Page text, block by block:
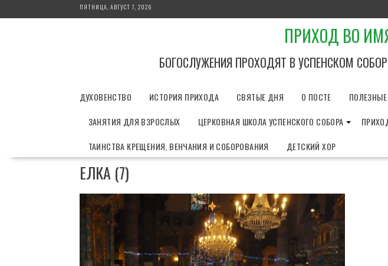
е
ПЯТНИЦА, АВГУСТ 7, 2026
ПРИХОД ВО
БОГОСЛУЖЕНИЯ ПРОХОДЯТ В УСПЕНСКОМ
ДУХОВЕНСТВО ИСТОРИЯ ПРИХОДА СВЯТЫЕ ДНЯ О ПОСТЕ
ЗАНЯТИЯ ДЛЯ ВЗРОСЛЫХ
ЦЕРКОВНАЯ ШКОЛА УСПЕНСКОГО СОБОРА
ТАИНСТВА КРЕЩЕНИЯ, ВЕНЧАНИЯ И СОБОРОВАНИЯ
ДЕТСКИЙ ХОР
ЕЛКА (7)